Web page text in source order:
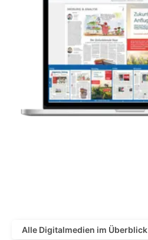
Alle Digitalmedien im Überblick